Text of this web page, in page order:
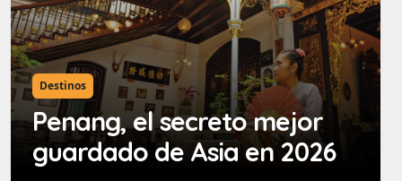
Destinos
Penang, el secreto mejor
guardado de Asia en 2026